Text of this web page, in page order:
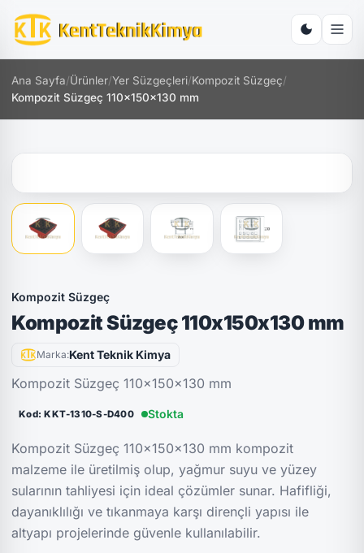
Ana Sayfa/Ürünler/Yer Süzgeçleri/Kompozit Süzgeç/
Kompozit Süzgeç 110x150x130 mm
Kompozit Süzgeç
Kompozit Süzgeç 110x150x130 mm
Marka:Kent Teknik Kimya
Kompozit Süzgeç 110x150x130 mm
Kod: KKT-1310-S-D400 Stokta
Kompozit Süzgeç 110x150x130 mm kompozit
malzeme ile üretilmiş olup, yağmur suyu ve yüzey
sularının tahliyesi için ideal çözümler sunar. Hafifliği,
dayanıklılığı ve tıkanmaya karşı dirençli yapısı ile
altyapı projelerinde güvenle kullanılabilir.